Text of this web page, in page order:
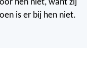
hen niet, want zij
is er bij hen niet.